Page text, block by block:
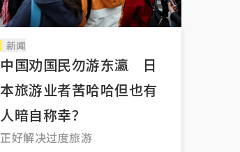
新闻
中国劝国民勿游东瀛 日
本旅游业者苦哈哈但也有
人暗自称幸？
正好解决过度旅游